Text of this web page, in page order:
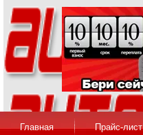
Главная Прайс-лист